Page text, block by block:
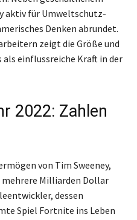
aktiv für Umweltschutz-
Denken abrundet.
zeigt die Größe und
als einflussreiche Kraft in der
2022: Zahlen
von Tim Sweeney,
mehrere Milliarden Dollar
dessen
Spiel Fortnite ins Leben